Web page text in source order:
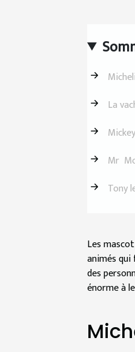
La
Mr
Tony
Les
animés
des
énorme à